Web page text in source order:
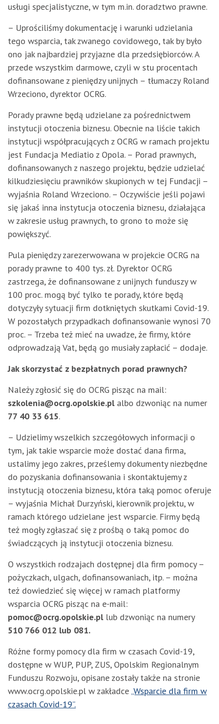
usługi specjalistyczne, w tym m.in. doradztwo prawne.
– Uprościliśmy dokumentację i warunki udzielania
tego wsparcia, tak zwanego covidowego, tak by było
ono jak najbardziej przyjazne dla przedsiębiorców. A
przede wszystkim darmowe, czyli w stu procentach
dofinansowane z pieniędzy unijnych – tłumaczy Roland
Wrzeciono, dyrektor OCRG.
Porady prawne będą udzielane za pośrednictwem
instytucji otoczenia biznesu. Obecnie na liście takich
instytucji współpracujących z OCRG w ramach projektu
jest Fundacja Mediatio z Opola. – Porad prawnych,
dofinansowanych z naszego projektu, będzie udzielać
kilkudziesięciu prawników skupionych w tej Fundacji –
wyjaśnia Roland Wrzeciono. – Oczywiście jeśli pojawi
się jakaś inna instytucja otoczenia biznesu, działająca
w zakresie usług prawnych, to grono to może się
powiększyć.
Pula pieniędzy zarezerwowana w projekcie OCRG na
porady prawne to 400 tys. zł. Dyrektor OCRG
zastrzega, że dofinansowane z unijnych funduszy w
100 proc. mogą być tylko te porady, które będą
dotyczyły sytuacji firm dotkniętych skutkami Covid-19.
W pozostałych przypadkach dofinansowanie wynosi 70
proc. – Trzeba też mieć na uwadze, że firmy, które
odprowadzają Vat, będą go musiały zapłacić – dodaje.
Jak skorzystać z bezpłatnych porad prawnych?
Należy zgłosić się do OCRG pisząc na mail:
szkolenia@ocrg.opolskie.plalbo dzwoniąc na numer
77 40 33 615.
– Udzielimy wszelkich szczegółowych informacji o
tym, jak takie wsparcie może dostać dana firma,
ustalimy jego zakres, prześlemy dokumenty niezbędne
do pozyskania dofinansowania i skontaktujemy z
instytucją otoczenia biznesu, która taką pomoc oferuje
– wyjaśnia Michał Durzyński, kierownik projektu, w
ramach którego udzielane jest wsparcie. Firmy będą
też mogły zgłaszać się z prośbą o taką pomoc do
świadczących ją instytucji otoczenia biznesu.
O wszystkich rodzajach dostępnej dla firm pomocy –
pożyczkach, ulgach, dofinansowaniach, itp. – można
też dowiedzieć się więcej w ramach platformy
wsparcia OCRG pisząc na e-mail:
pomoc@ocrg.opolskie.pllub dzwoniąc na numery
510 766 012 lub 081.
Różne formy pomocy dla firm w czasach Covid-19,
dostępne w WUP, PUP, ZUS, Opolskim Regionalnym
Funduszu Rozwoju, opisane zostały także na stronie
www.ocrg.opolskie.pl w zakładce „Wsparcie dla firm w
czasach Covid-19”.